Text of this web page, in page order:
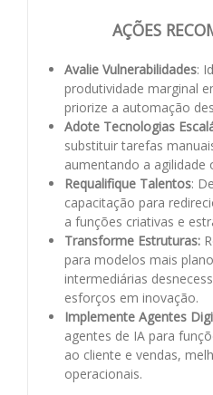
AÇÕES
Avalie Vulnerabilidades:
produtividade marginal
priorize a automação
Adote Tecnologias
substituir tarefas
aumentando a agilidade
Requalifique Talentos:
capacitação para
a funções criativas e
Transforme Estruturas:
para modelos mais
intermediárias
esforços em inovação.
Implemente Agentes
agentes de IA para
ao cliente e vendas,
operacionais.